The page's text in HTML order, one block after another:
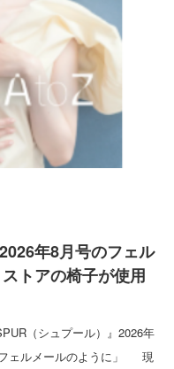
年8月号のフェル
トアの椅子が使用
（シュプール）』2026年
ェルメールのように」 現